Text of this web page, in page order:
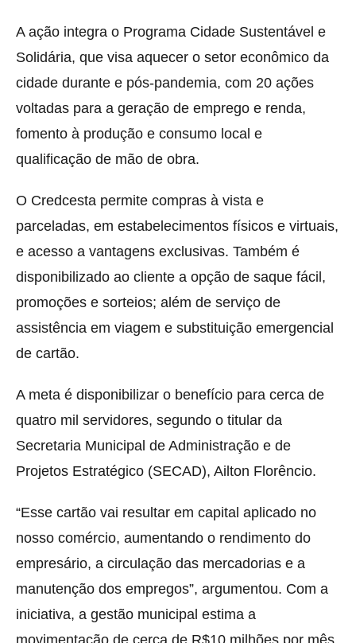
A ação integra o Programa Cidade Sustentável e
Solidária, que visa aquecer o setor econômico da
cidade durante e pós-pandemia, com 20 ações
voltadas para a geração de emprego e renda,
fomento à produção e consumo local e
qualificação de mão de obra.
O Credcesta permite compras à vista e
parceladas, em estabelecimentos físicos e virtuais,
e acesso a vantagens exclusivas. Também é
disponibilizado ao cliente a opção de saque fácil,
promoções e sorteios; além de serviço de
assistência em viagem e substituição emergencial
de cartão.
A meta é disponibilizar o benefício para cerca de
quatro mil servidores, segundo o titular da
Secretaria Municipal de Administração e de
Projetos Estratégico (SECAD), Ailton Florêncio.
“Esse cartão vai resultar em capital aplicado no
nosso comércio, aumentando o rendimento do
empresário, a circulação das mercadorias e a
manutenção dos empregos”, argumentou. Com a
iniciativa, a gestão municipal estima a
movimentação de cerca de R$10 milhões por mês